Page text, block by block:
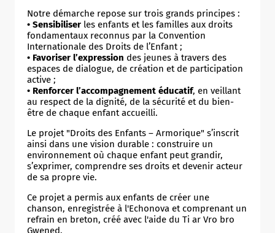
Notre démarche repose sur trois grands principes :
• Sensibiliser les enfants et les familles aux droits
fondamentaux reconnus par la Convention
Internationale des Droits de l’Enfant ;
• Favoriser l’expression des jeunes à travers des
espaces de dialogue, de création et de participation
active ;
• Renforcer l’accompagnement éducatif, en veillant
au respect de la dignité, de la sécurité et du bien-
être de chaque enfant accueilli.
Le projet "Droits des Enfants – Armorique" s’inscrit
ainsi dans une vision durable : construire un
environnement où chaque enfant peut grandir,
s’exprimer, comprendre ses droits et devenir acteur
de sa propre vie.
Ce projet a permis aux enfants de créer une
chanson, enregistrée à l'Echonova et comprenant un
refrain en breton, créé avec l'aide du Ti ar Vro bro
Gwened.